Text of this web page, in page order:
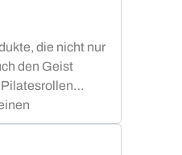
die nicht nur
den Geist
Pilatesrollen
Hanteln bis hin